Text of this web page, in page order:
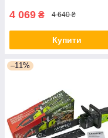
4 069 ₴ 4 640 ₴
Купити
–11%